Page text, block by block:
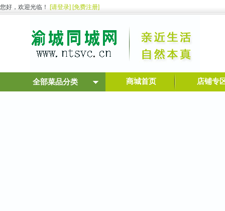
您好，欢迎光临！ [请登录] [免费注册]
全部菜品分类 商城首页 店铺专